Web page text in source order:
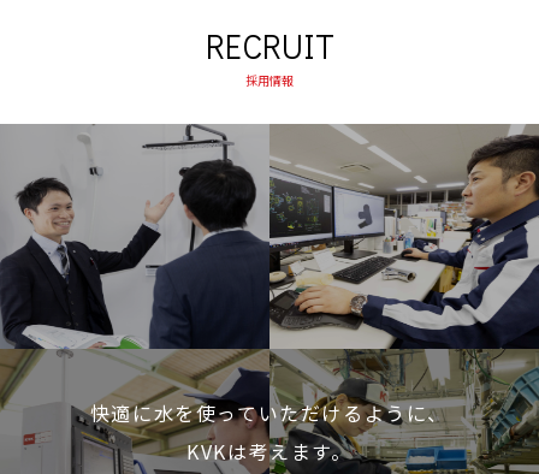
RECRUIT
採用情報
快適に水を使っていただけるように、
KVKは考えます。